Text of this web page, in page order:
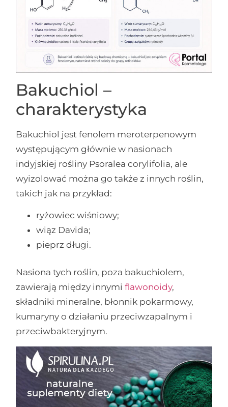
Bakuchiol –
charakterystyka
Bakuchiol jest fenolem meroterpenowym
występującym głównie w nasionach
indyjskiej rośliny Psoralea corylifolia, ale
wyizolować można go także z innych roślin,
takich jak na przykład:
ryżowiec wiśniowy;
wiąz Davida;
pieprz długi.
Nasiona tych roślin, poza bakuchiolem,
zawierają między innymiflawonoidy,
składniki mineralne, błonnik pokarmowy,
kumaryny o działaniu przeciwzapalnym i
przeciwbakteryjnym.